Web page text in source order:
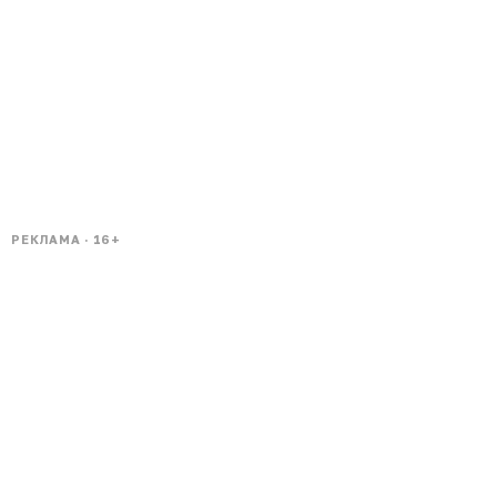
РЕКЛАМА · 16+